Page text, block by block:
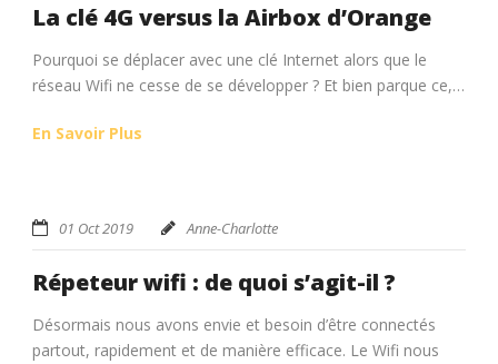
La clé 4G versus la Airbox d’Orange
Pourquoi se déplacer avec une clé Internet alors que le
réseau Wifi ne cesse de se développer ? Et bien parque ce,…
En Savoir Plus
01 Oct 2019 Anne-Charlotte
Répeteur wifi : de quoi s’agit-il ?
Désormais nous avons envie et besoin d’être connectés
partout, rapidement et de manière efficace. Le Wifi nous